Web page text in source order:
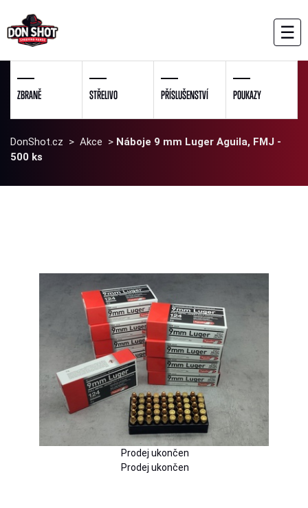
☰
ZBRANĚ STŘELIVO PŘÍSLUŠENSTVÍ POUKAZY
DonShot.cz > Akce > Náboje 9 mm Luger Aguila, FMJ -
500 ks
Prodej ukončen
Prodej ukončen